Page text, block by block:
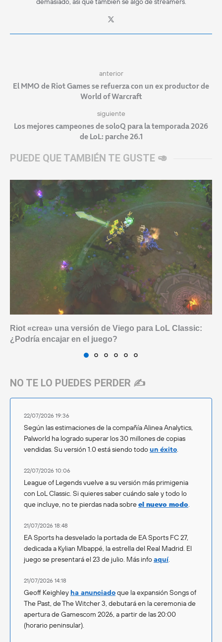
anterior
El MMO de Riot Games se refuerza con un ex productor de
World of Warcraft
siguiente
Los mejores campeones de soloQ para la temporada 2026
de LoL: parche 26.1
PUEDE QUE TAMBIÉN TE GUSTE 🥑
Riot «crea» una versión de Viego para LoL Classic:
¿Podría encajar en el juego?
NO TE LO PUEDES PERDER ✍️
22/07/2026 19:36
Según las estimaciones de la compañía Alinea Analytics,
Palworld ha logrado superar los 30 millones de copias
vendidas. Su versión 1.0 está siendo todoun éxito.
22/07/2026 10:06
League of Legends vuelve a su versión más primigenia
con LoL Classic. Si quieres saber cuándo sale y todo lo
que incluye, no te pierdas nada sobreel nuevo modo.
21/07/2026 18:48
EA Sports ha desvelado la portada de EA Sports FC 27,
dedicada a Kylian Mbappé, la estrella del Real Madrid. El
juego se presentará el 23 de julio. Más infoaquí.
21/07/2026 14:18
Geoff Keighley ha anunciadoque la expansión Songs of
The Past, de The Witcher 3, debutará en la ceremonia de
apertura de Gamescom 2026, a partir de las 20:00
(horario peninsular).